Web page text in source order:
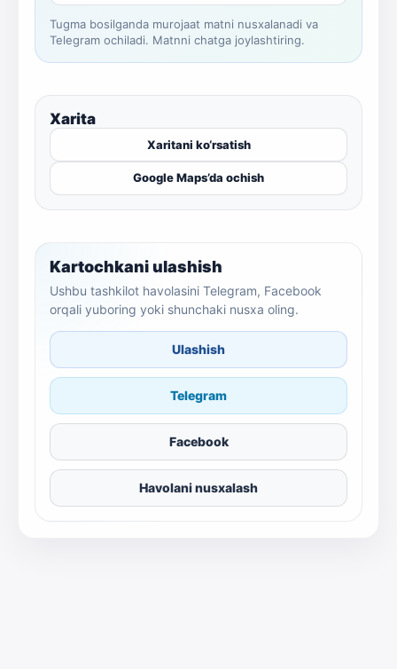
Tugma bosilganda murojaat matni nusxalanadi va
Telegram ochiladi. Matnni chatga joylashtiring.
Xarita
Xaritani ko‘rsatish
Google Maps’da ochish
Kartochkani ulashish
Ushbu tashkilot havolasini Telegram, Facebook
orqali yuboring yoki shunchaki nusxa oling.
Ulashish
Telegram
Facebook
Havolani nusxalash